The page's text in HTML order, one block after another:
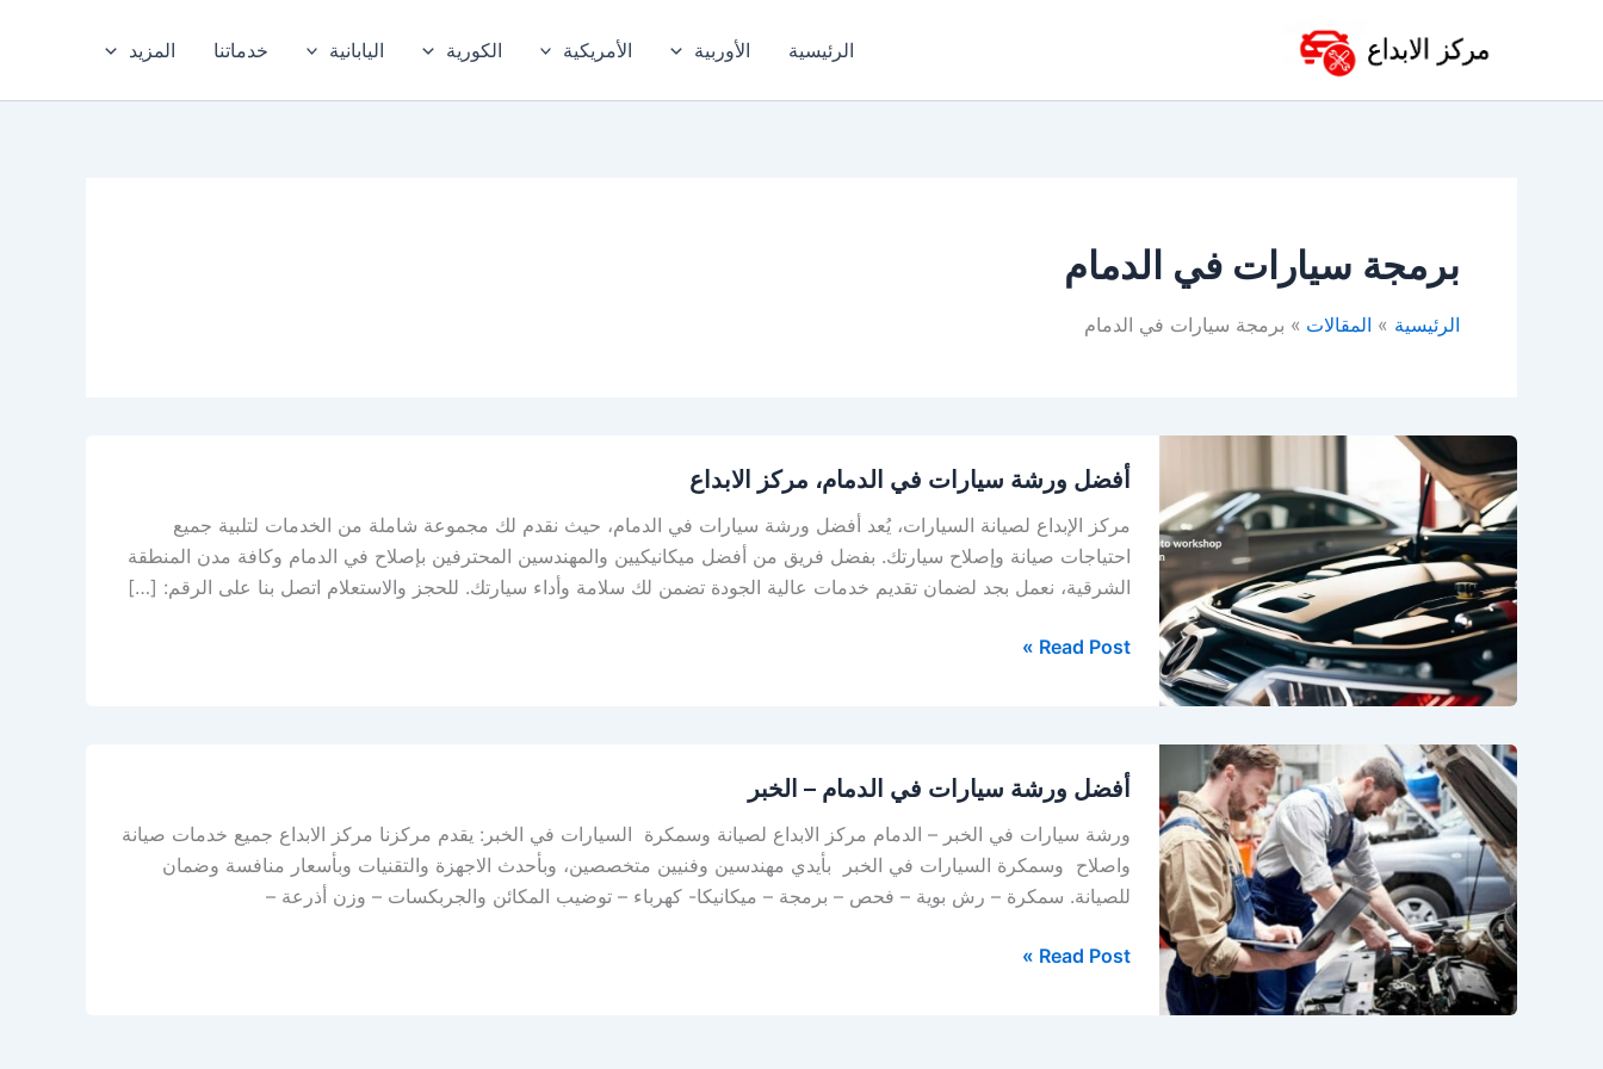
الرئيسية الأوربية الأمريكية الكورية اليابانية خدماتنا المزيد
برمجة سيارات في الدمام
الرئيسية المقالات برمجة سيارات في الدمام
أفضل ورشة سيارات في الدمام، مركز الابداع
مركز الإبداع لصيانة السيارات، يُعد أفضل ورشة سيارات في الدمام، حيث نقدم لك مجموعة شاملة من الخدمات لتلبية جميع
احتياجات صيانة وإصلاح سيارتك. بفضل فريق من أفضل ميكانيكيين والمهندسين المحترفين بإصلاح في الدمام وكافة مدن المنطقة
الشرقية، نعمل بجد لضمان تقديم خدمات عالية الجودة تضمن لك سلامة وأداء سيارتك. للحجز والاستعلام اتصل بنا على الرقم: […]
ورشة
في
الدمام،
مركز
الابداع
Read Post »
أفضل ورشة سيارات في الدمام – الخبر
ورشة سيارات في الخبر – الدمام مركز الابداع لصيانة وسمكرة السيارات في الخبر: يقدم مركزنا مركز الابداع جميع خدمات صيانة
واصلاح وسمكرة السيارات في الخبر بأيدي مهندسين وفنيين متخصصين، وبأحدث الاجهزة والتقنيات وبأسعار منافسة وضمان
للصيانة. سمكرة – رش بوية – فحص – برمجة – ميكانيكا- كهرباء – توضيب المكائن والجربكسات – وزن أذرعة –
ورشة
في
الدمام
الخبر
Read Post »